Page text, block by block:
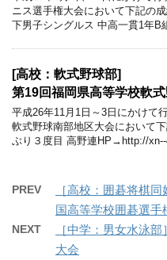
ニス選手権大会において下記の
下男子シングルス 中高一貫1年
[高校：軟式野球部]
第19回福岡県高等学校軟
平成26年11月1日～3日にかけて
軟式野球南部地区大会において
ぶり３度目 高野連HP→http://
PREV
［高校：囲碁将棋
国高等学校囲碁選手
NEXT
［中学：男女水泳
大会